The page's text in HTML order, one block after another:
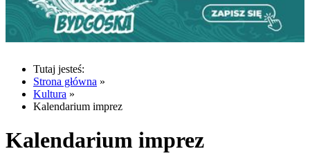
Tutaj jesteś:
Strona główna »
Kultura »
Kalendarium imprez
Kalendarium imprez